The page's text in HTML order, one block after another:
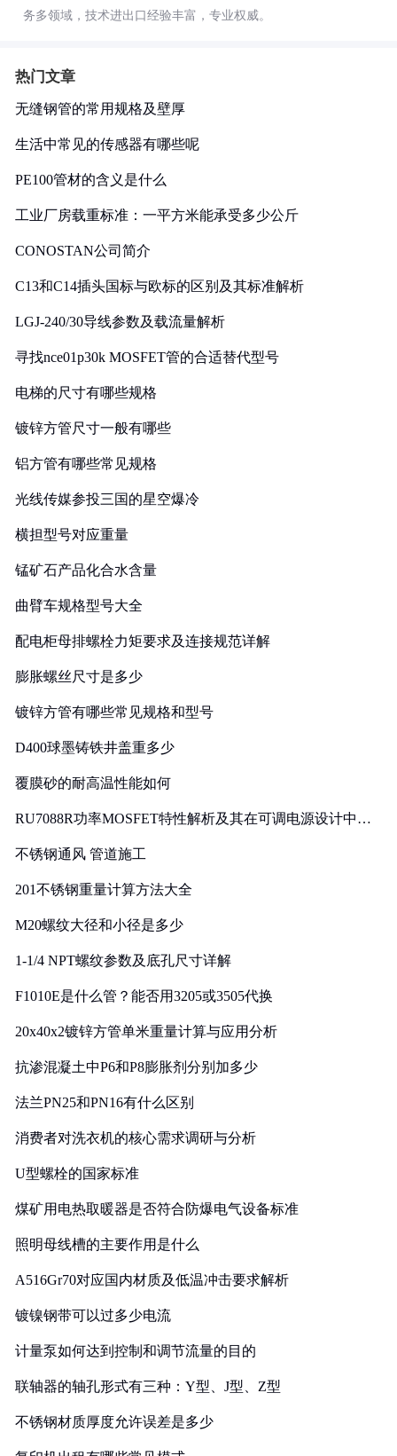
务多领域，技术进出口经验丰富，专业权威。
热门文章
无缝钢管的常用规格及壁厚
生活中常见的传感器有哪些呢
PE100管材的含义是什么
工业厂房载重标准：一平方米能承受多少公斤
CONOSTAN公司简介
C13和C14插头国标与欧标的区别及其标准解析
LGJ-240/30导线参数及载流量解析
寻找nce01p30k MOSFET管的合适替代型号
电梯的尺寸有哪些规格
镀锌方管尺寸一般有哪些
铝方管有哪些常见规格
光线传媒参投三国的星空爆冷
横担型号对应重量
锰矿石产品化合水含量
曲臂车规格型号大全
配电柜母排螺栓力矩要求及连接规范详解
膨胀螺丝尺寸是多少
镀锌方管有哪些常见规格和型号
D400球墨铸铁井盖重多少
覆膜砂的耐高温性能如何
RU7088R功率MOSFET特性解析及其在可调电源设计中的
不锈钢通风 管道施工
201不锈钢重量计算方法大全
M20螺纹大径和小径是多少
1-1/4 NPT螺纹参数及底孔尺寸详解
F1010E是什么管？能否用3205或3505代换
20x40x2镀锌方管单米重量计算与应用分析
抗渗混凝土中P6和P8膨胀剂分别加多少
法兰PN25和PN16有什么区别
消费者对洗衣机的核心需求调研与分析
U型螺栓的国家标准
煤矿用电热取暖器是否符合防爆电气设备标准
照明母线槽的主要作用是什么
A516Gr70对应国内材质及低温冲击要求解析
镀镍钢带可以过多少电流
计量泵如何达到控制和调节流量的目的
联轴器的轴孔形式有三种：Y型、J型、Z型
不锈钢材质厚度允许误差是多少